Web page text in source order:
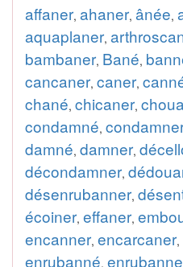
affaner, ahaner, ânée,
aquaplaner,
bambaner, Bané,
cancaner, caner,
chané, chicaner,
condamné,
damné, damner,
décondamner,
désenrubanner,
écoiner, effaner,
encanner, encarcaner,
enrubanné,